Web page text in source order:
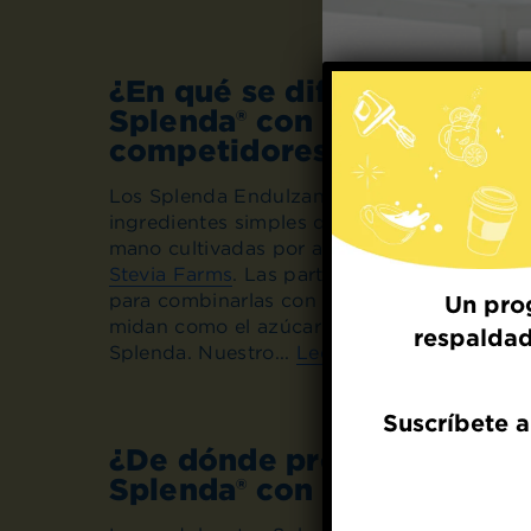
¿En qué se diferencia el
Splenda® con Stevia de sus
competidores?
Los Splenda Endulzantes Sin Calorías con
ingredientes simples que incluyen hojas de
mano cultivadas por agricultores
Stevia Farms. Las partes dulces de las
para combinarlas con ingredientes de
midan como el azúcar y tengan ese sabor
Splenda. Nuestro... Leer más
¿De dónde proviene la
Splenda® con Stevia?
Un
Suscríbete